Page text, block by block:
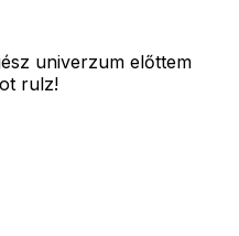
univerzum előttem
rulz!